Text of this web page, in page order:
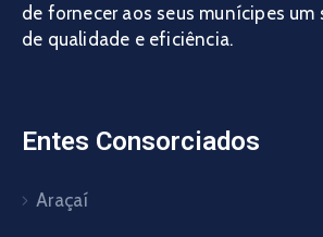
de fornecer aos seus munícipes um
de qualidade e eficiência.
Entes Consorciados
Araçaí